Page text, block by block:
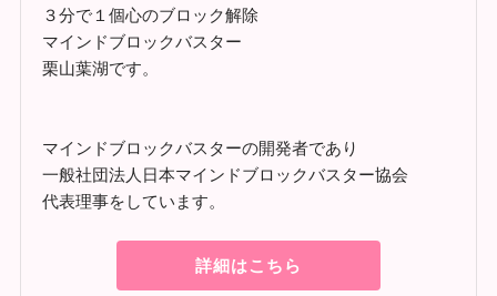
３分で１個心のブロック解除
マインドブロックバスター
栗山葉湖です。
マインドブロックバスターの開発者であり
一般社団法人日本マインドブロックバスター協会
代表理事をしています。
詳細はこちら